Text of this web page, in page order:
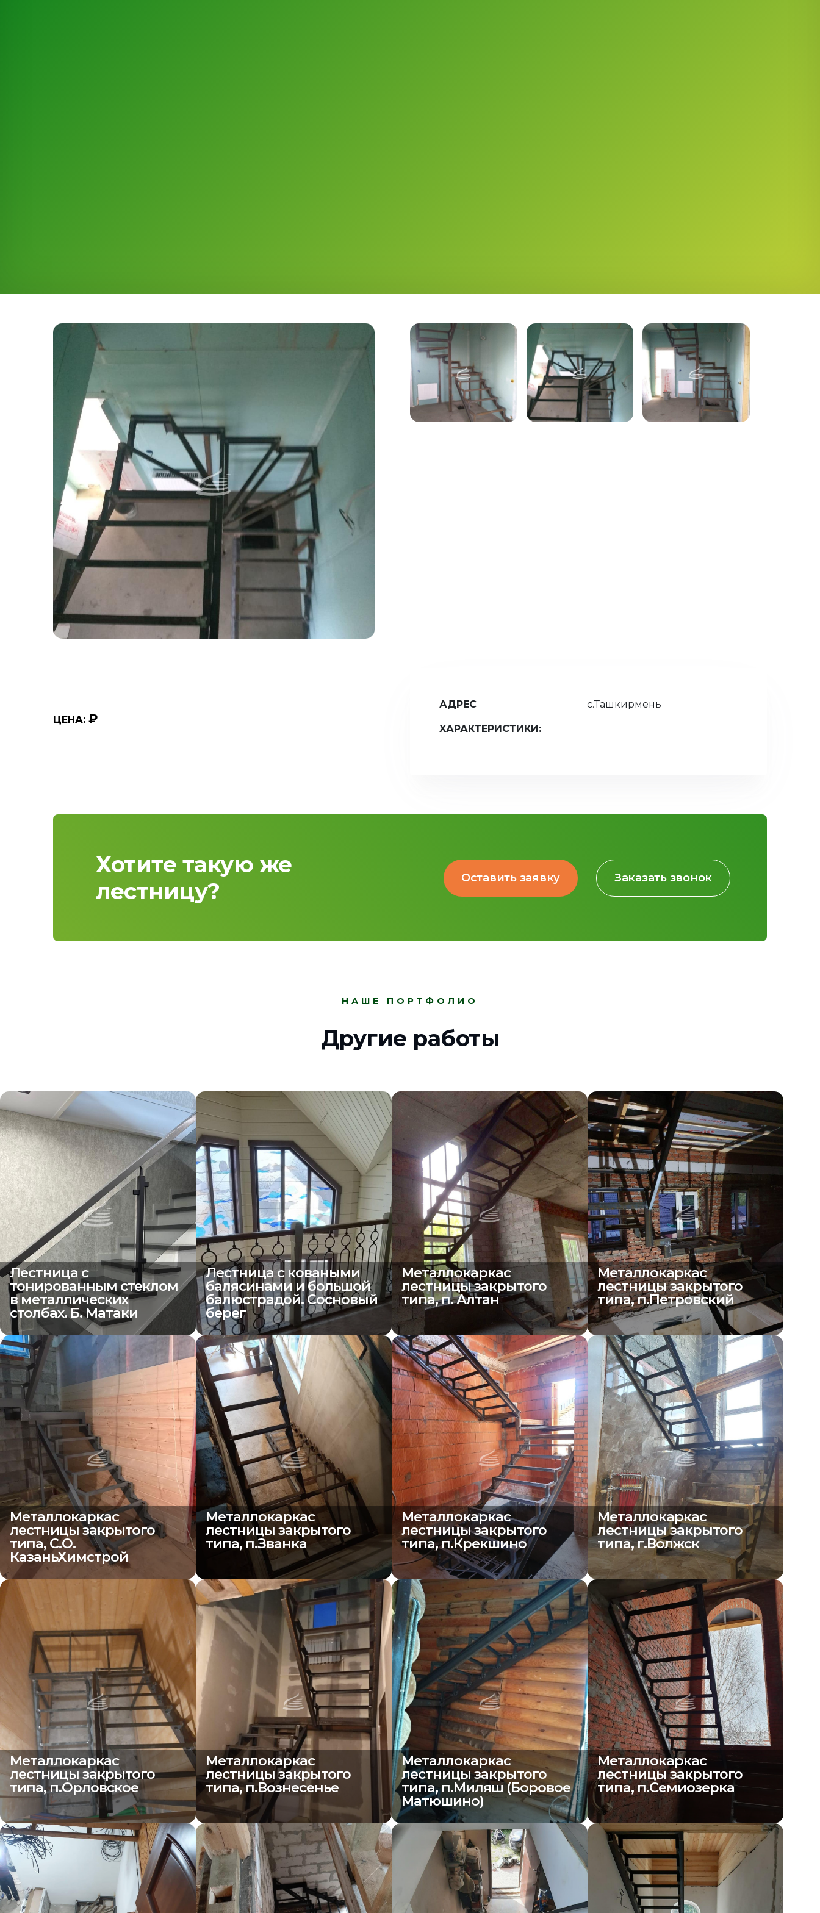
ЦЕНА: ₽
АДРЕС с.Ташкирмень
ХАРАКТЕРИСТИКИ:
Хотите такую же
лестницу?
Оставить заявку Заказать звонок
НАШЕ ПОРТФОЛИО
Другие работы
Лестница с
тонированным стеклом
в металлических
столбах. Б. Матаки
Лестница с коваными
балясинами и большой
балюстрадой. Сосновый
берег
Металлокаркас
лестницы закрытого
типа, п. Алтан
Металлокаркас
лестницы закрытого
типа, п.Петровский
Металлокаркас
лестницы закрытого
типа, С.О.
КазаньХимстрой
Металлокаркас
лестницы закрытого
типа, п.Званка
Металлокаркас
лестницы закрытого
типа, п.Крекшино
Металлокаркас
лестницы закрытого
типа, г.Волжск
Металлокаркас
лестницы закрытого
типа, п.Орловское
Металлокаркас
лестницы закрытого
типа, п.Вознесенье
Металлокаркас
лестницы закрытого
типа, п.Миляш (Боровое
Матюшино)
Металлокаркас
лестницы закрытого
типа, п.Семиозерка